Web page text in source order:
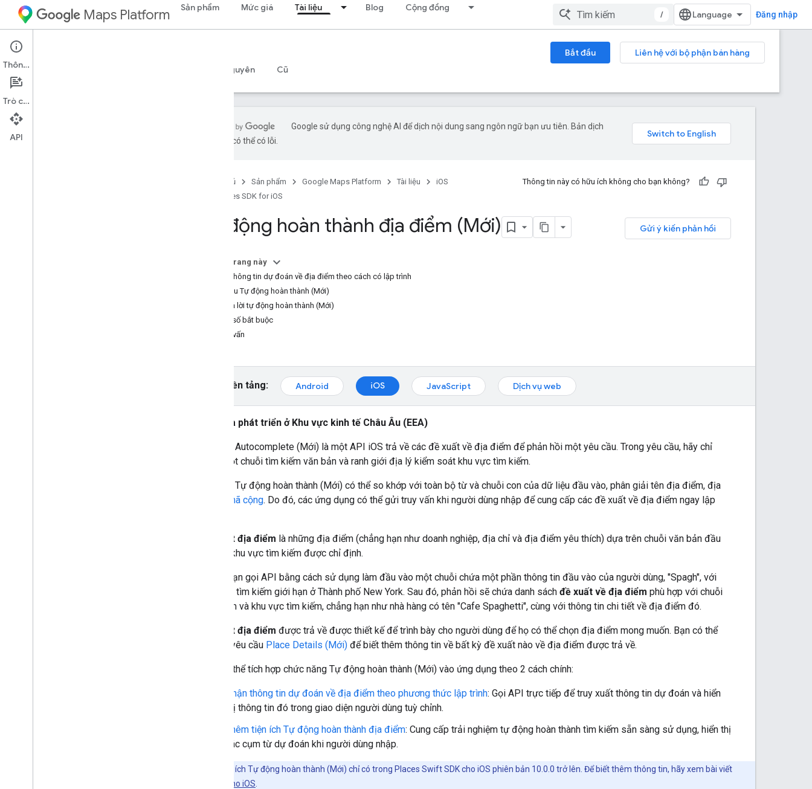
Maps Platform Sản phẩm Mức giá Tài liệu Blog Cộng đồng
/ Đăng nhập
iOS Bắt đầu
Liên hệ với bộ phận bán hàng
Hướng dẫn
Tài nguyên Cũ
Google sử dụng công nghệ AI để dịch nội dung sang ngôn ngữ bạn ưu tiên. Bản dịch
bằng AI có thể có lỗi.
Trang chủ Sản phẩm Google Maps Platform Tài liệu
iOS
Places SDK for iOS
Thông tin này có hữu ích không cho bạn không?
Gửi ý kiến phản hồi
Tự động hoàn thành địa điểm (Mới)
Trên trang này
Nhận thông tin dự đoán về địa điểm theo cách có lập trình
Yêu cầu Tự động hoàn thành (Mới)
Câu trả lời tự động hoàn thành (Mới)
Tham số bắt buộc
truy vấn
Chọn nền tảng: Android iOS JavaScript Dịch vụ web
Nhà phát triển ở Khu vực kinh tế Châu Âu (EEA)
Dịch vụ Autocomplete (Mới) là một API iOS trả về các đề xuất về địa điểm để phản hồi một yêu cầu. Trong yêu cầu, hãy chỉ
định một chuỗi tìm kiếm văn bản và ranh giới địa lý kiểm soát khu vực tìm kiếm.
Dịch vụ Tự động hoàn thành (Mới) có thể so khớp với toàn bộ từ và chuỗi con của dữ liệu đầu vào, phân giải tên địa điểm, địa
mã cộng. Do đó, các ứng dụng có thể gửi truy vấn khi người dùng nhập để cung cấp các đề xuất về địa điểm ngay lập
Đề xuất địa điểm là những địa điểm (chẳng hạn như doanh nghiệp, địa chỉ và địa điểm yêu thích) dựa trên chuỗi văn bản đầu
vào và khu vực tìm kiếm được chỉ định.
Ví dụ: bạn gọi API bằng cách sử dụng làm đầu vào một chuỗi chứa một phần thông tin đầu vào của người dùng, "Spagh", với
khu vực tìm kiếm giới hạn ở Thành phố New York. Sau đó, phản hồi sẽ chứa danh sách đề xuất về địa điểm phù hợp với chuỗi
tìm kiếm và khu vực tìm kiếm, chẳng hạn như nhà hàng có tên "Cafe Spaghetti", cùng với thông tin chi tiết về địa điểm đó.
Đề xuất địa điểm được trả về được thiết kế để trình bày cho người dùng để họ có thể chọn địa điểm mong muốn. Bạn có thể
đưa ra yêu cầu Place Details (Mới) để biết thêm thông tin về bất kỳ đề xuất nào về địa điểm được trả về.
Bạn có thể tích hợp chức năng Tự động hoàn thành (Mới) vào ứng dụng theo 2 cách chính:
Nhận thông tin dự đoán về địa điểm theo phương thức lập trình: Gọi API trực tiếp để truy xuất thông tin dự đoán và hiển
thị thông tin đó trong giao diện người dùng tuỳ chỉnh.
Thêm tiện ích Tự động hoàn thành địa điểm: Cung cấp trải nghiệm tự động hoàn thành tìm kiếm sẵn sàng sử dụng, hiển thị
các cụm từ dự đoán khi người dùng nhập.
Tiện ích Tự động hoàn thành (Mới) chỉ có trong Places Swift SDK cho iOS phiên bản 10.0.0 trở lên. Để biết thêm thông tin, hãy xem bài viết
Places Swift cho iOS
Thông tin
Trò chuyện
API